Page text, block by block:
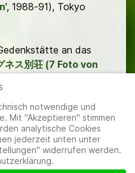
', 1988-91), Tokyo
an das
ス別荘 (7 Foto von
|Cookie-
notwendige und
Mit "Akzeptieren" stimmen
analytische Cookies
jederzeit unten unter
widerrufen werden.